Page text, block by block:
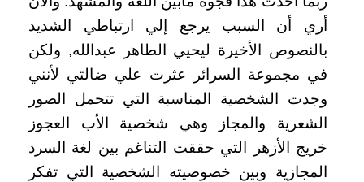
أري أن السبب يرجع إلي ارتباطي الشديد
بالنصوص الأخيرة ليحيي الطاهر عبدالله‏,‏ ولكن
في مجموعة السرائر عثرت علي ضالتي لأنني
وجدت الشخصية المناسبة التي تتحمل الصور
الشعرية والمجاز وهي شخصية الأب العجوز
خريج الأزهر التي حققت التناغم بين لغة السرد
المجازية وبين خصوصيته الشخصية التي تفكر